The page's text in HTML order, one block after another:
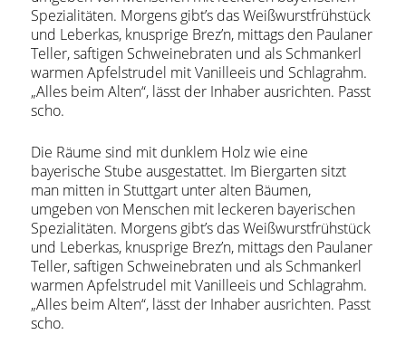
Spezialitäten. Morgens gibt’s das Weißwurstfrühstück
und Leberkas, knusprige Brez’n, mittags den Paulaner
Teller, saftigen Schweinebraten und als Schmankerl
warmen Apfelstrudel mit Vanilleeis und Schlagrahm.
„Alles beim Alten“, lässt der Inhaber ausrichten. Passt
scho.
Die Räume sind mit dunklem Holz wie eine
bayerische Stube ausgestattet. Im Biergarten sitzt
man mitten in Stuttgart unter alten Bäumen,
umgeben von Menschen mit leckeren bayerischen
Spezialitäten. Morgens gibt’s das Weißwurstfrühstück
und Leberkas, knusprige Brez’n, mittags den Paulaner
Teller, saftigen Schweinebraten und als Schmankerl
warmen Apfelstrudel mit Vanilleeis und Schlagrahm.
„Alles beim Alten“, lässt der Inhaber ausrichten. Passt
scho.